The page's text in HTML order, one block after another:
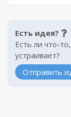
Есть идея?
Есть ли что-
устраивает?
Отправить